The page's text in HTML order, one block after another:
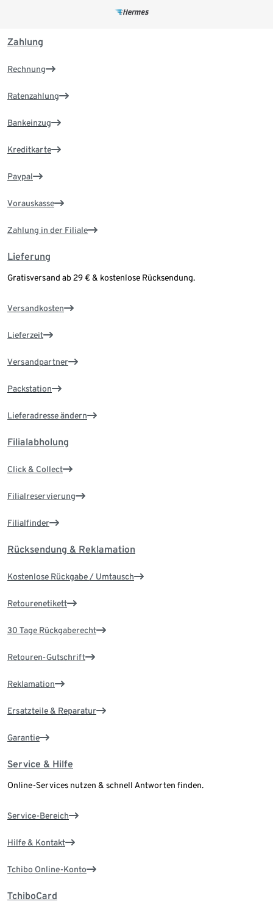
Zahlung
Rechnung
Ratenzahlung
Bankeinzug
Kreditkarte
Paypal
Vorauskasse
Zahlung in der Filiale
Lieferung
Gratisversand ab 29 € & kostenlose Rücksendung.
Versandkosten
Lieferzeit
Versandpartner
Packstation
Lieferadresse ändern
Filialabholung
Click & Collect
Filialreservierung
Filialfinder
Rücksendung & Reklamation
Kostenlose Rückgabe / Umtausch
Retourenetikett
30 Tage Rückgaberecht
Retouren-Gutschrift
Reklamation
Ersatzteile & Reparatur
Garantie
Service & Hilfe
Online-Services nutzen & schnell Antworten finden.
Service-Bereich
Hilfe & Kontakt
Tchibo Online-Konto
TchiboCard